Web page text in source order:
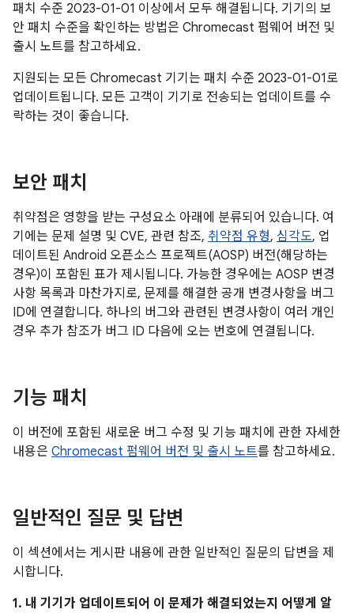
패치 수준 2023-01-01 이상에서 모두 해결됩니다. 기기의 보
안 패치 수준을 확인하는 방법은 Chromecast 펌웨어 버전 및
출시 노트를 참고하세요.
지원되는 모든 Chromecast 기기는 패치 수준 2023-01-01로
업데이트됩니다. 모든 고객이 기기로 전송되는 업데이트를 수
락하는 것이 좋습니다.
보안 패치
취약점은 영향을 받는 구성요소 아래에 분류되어 있습니다. 여
기에는 문제 설명 및 CVE, 관련 참조, 취약점 유형, 심각도, 업
데이트된 Android 오픈소스 프로젝트(AOSP) 버전(해당하는
경우)이 포함된 표가 제시됩니다. 가능한 경우에는 AOSP 변경
사항 목록과 마찬가지로, 문제를 해결한 공개 변경사항을 버그
ID에 연결합니다. 하나의 버그와 관련된 변경사항이 여러 개인
경우 추가 참조가 버그 ID 다음에 오는 번호에 연결됩니다.
기능 패치
이 버전에 포함된 새로운 버그 수정 및 기능 패치에 관한 자세한
내용은 Chromecast 펌웨어 버전 및 출시 노트를 참고하세요.
일반적인 질문 및 답변
이 섹션에서는 게시판 내용에 관한 일반적인 질문의 답변을 제
시합니다.
1. 내 기기가 업데이트되어 이 문제가 해결되었는지 어떻게 알